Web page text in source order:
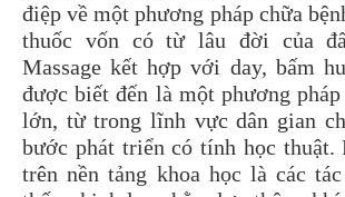
điệp về một phương pháp chữa
thuốc vốn có từ lâu đời của
Massage kết hợp với day, bấm
được biết đến là một phương
lớn, từ trong lĩnh vực dân gian
bước phát triển có tính học thuật.
trên nền tảng khoa học là các